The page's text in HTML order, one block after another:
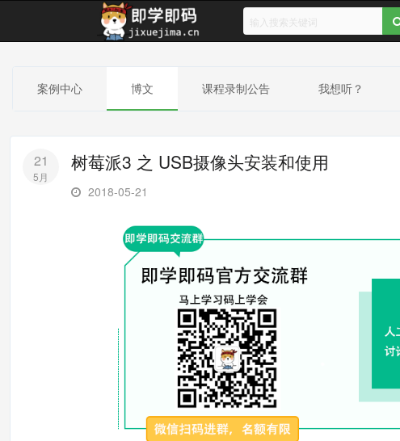
案例中心 博文 课程录制公告 我想听？
21
5月
树莓派3 之 USB摄像头安装和使用
2018-05-21